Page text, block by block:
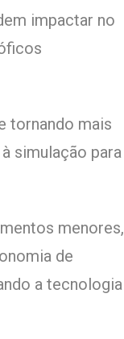
impactar no
tornando mais
simulação para
menores,
de
a tecnologia